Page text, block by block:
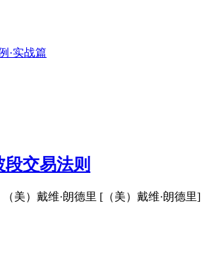
·实战篇
段交易法则
美）戴维·朗德里 [（美）戴维·朗德里]